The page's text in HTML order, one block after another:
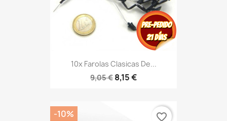
10x Farolas Clasicas De...
9,05 € 8,15 €
-10% favorite_border